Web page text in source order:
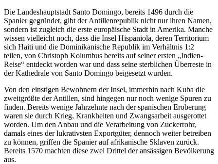
Die Landeshauptstadt Santo Domingo, bereits 1496 durch die
Spanier gegründet, gibt der Antillenrepublik nicht nur ihren Namen,
sondern ist zugleich die erste europäische Stadt in Amerika. Manche
wissen vielleicht noch, dass die Insel Hispaniola, deren Territorium
sich Haiti und die Dominikanische Republik im Verhältnis 1:2
teilen, von Christoph Kolumbus bereits auf seiner ersten „Indien-
Reise“ entdeckt worden war und dass seine sterblichen Überreste in
der Kathedrale von Santo Domingo beigesetzt wurden.
Von den einstigen Bewohnern der Insel, immerhin nach Kuba die
zweitgrößte der Antillen, sind hingegen nur noch wenige Spuren zu
finden. Bereits wenige Jahrzehnte nach der spanischen Eroberung
waren sie durch Krieg, Krankheiten und Zwangsarbeit ausgerottet
worden. Um den Anbau und die Verarbeitung von Zuckerrohr,
damals eines der lukrativsten Exportgüter, dennoch weiter betreiben
zu können, griffen die Spanier auf afrikanische Sklaven zurück.
Bereits 1570 machten diese zwei Drittel der ansässigen Bevölkerung
aus.